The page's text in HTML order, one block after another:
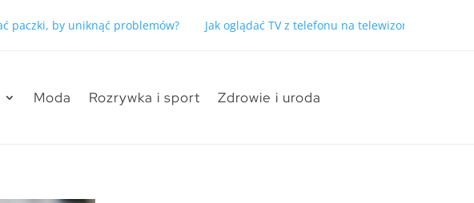
paczki, by uniknąć problemów? Jak oglądać TV z telefonu na telewizorze bez
Moda Rozrywka i sport Zdrowie i uroda